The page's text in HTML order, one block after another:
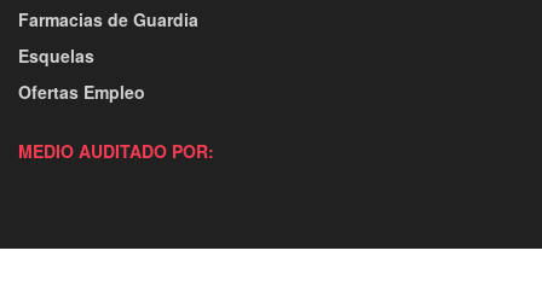
Farmacias de Guardia
Esquelas
Ofertas Empleo
MEDIO AUDITADO POR: